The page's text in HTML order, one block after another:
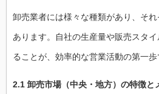
卸売業者には様々な種類があり、そ
あります。自社の生産量や販売スタ
ることが、効率的な営業活動の第一歩
2.1 卸売市場（中央・地方）の特徴と